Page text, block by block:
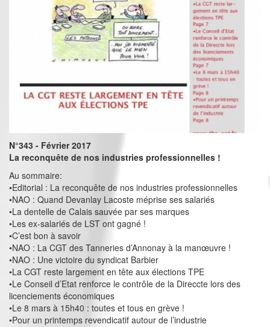
N°343 - Février 2017
La reconquête de nos industries professionnelles !
Au sommaire:
•Editorial : La reconquête de nos industries professionnelles
•NAO : Quand Devanlay Lacoste méprise ses salariés
•La dentelle de Calais sauvée par ses marques
•Les ex-salariés de LST ont gagné !
•C’est bon à savoir
•NAO : La CGT des Tanneries d’Annonay à la manœuvre !
•NAO : Une victoire du syndicat Barbier
•La CGT reste largement en tête aux élections TPE
•Le Conseil d’Etat renforce le contrôle de la Direccte lors des
licenciements économiques
•Le 8 mars à 15h40 : toutes et tous en grève !
•Pour un printemps revendicatif autour de l’industrie